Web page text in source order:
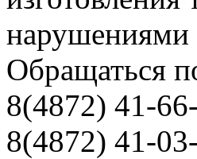
нарушениями
Обращаться
8(4872) 41-
8(4872) 41-